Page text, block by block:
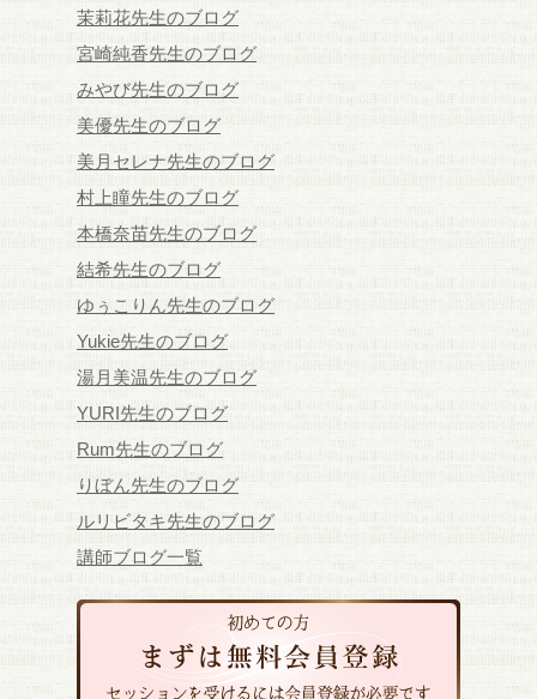
茉莉花先生のブログ
宮崎純香先生のブログ
みやび先生のブログ
美優先生のブログ
美月セレナ先生のブログ
村上瞳先生のブログ
本橋奈苗先生のブログ
結希先生のブログ
ゆぅこりん先生のブログ
Yukie先生のブログ
湯月美温先生のブログ
YURI先生のブログ
Rum先生のブログ
りぼん先生のブログ
ルリビタキ先生のブログ
講師ブログ一覧